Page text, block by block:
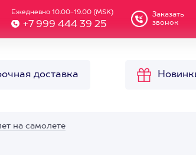
Ежедневно 10.00-19.00 (MSK)
+7 999 444 39 25
Заказать
звонок
доставка
на самолете